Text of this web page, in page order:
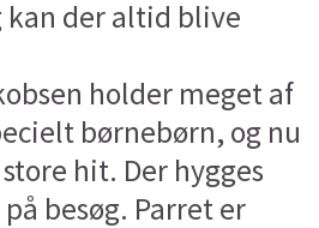
kan der altid blive
holder meget af
børnebørn, og nu
hit. Der hygges
besøg. Parret er